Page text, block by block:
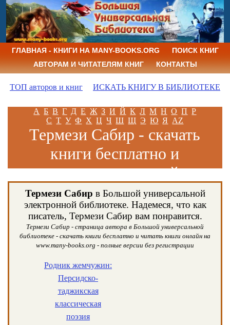
ГЛАВНАЯ - КНИГИ НА MANY-BOOKS.ORG
ПОИСК КНИГ
АВТОРАМ И ЧИТАТЕЛЯМ КНИГ
КОНТАКТЫ
ТОП авторов и книг ИСКАТЬ КНИГУ В БИБЛИОТЕКЕ
А Б В Г Д Е Ж З И Й К Л М Н О П Р
С Т У Ф Х Ц Ч Ш Щ Э Ю Я AZ
Термези Сабир - скачать
книги бесплатно и
читать книги онлайн
Термези Сабир в Большой универсальной
электронной библиотеке. Надемеся, что как
писатель, Термези Сабир вам понравится.
Термези Сабир - страница автора в Большой универсальной
библиотеке - скачать книги бесплатно и читать книги онлайн на
www.many-books.org - полные версии без регистрации
Родник жемчужин:
Персидско-
таджикская
классическая
поэзия